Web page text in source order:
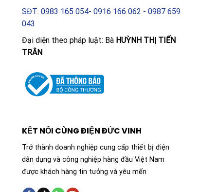
SĐT: 0983 165 054- 0916 166 062 - 0987 659
043
Đại diện theo pháp luật: Bà HUỲNH THỊ TIẾN
TRÂN
KẾT NỐI CÙNG ĐIỆN ĐỨC VINH
Trở thành doanh nghiệp cung cấp thiết bị điện
dân dụng và công nghiệp hàng đầu Việt Nam
được khách hàng tin tưởng và yêu mến